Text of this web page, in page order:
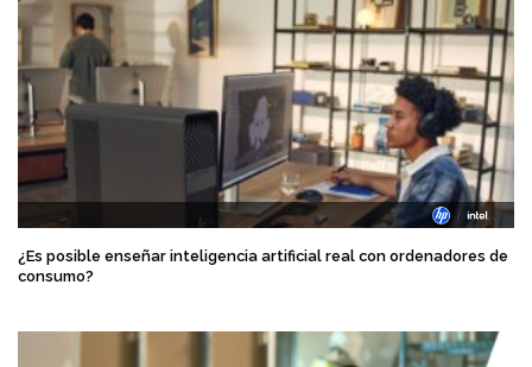
¿Es posible enseñar inteligencia artificial real con ordenadores de
consumo?